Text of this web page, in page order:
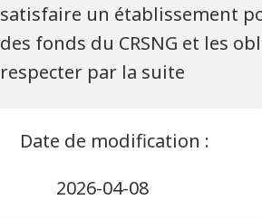
satisfaire un établissement
des fonds du CRSNG et les
respecter par la suite
2026-04-08